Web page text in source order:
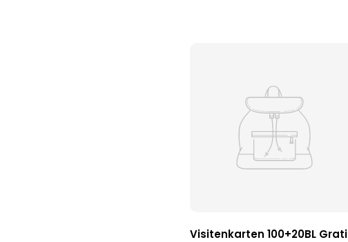
Visitenkarten 100+20BL